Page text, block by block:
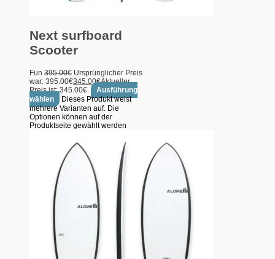
Next surfboard
Scooter
Fun 395.00€ Ursprünglicher Preis
war: 395.00€345.00€Aktueller
Preis ist: 345.00€.
Ausführung
wählen
Dieses Produkt weist
mehrere Varianten auf. Die
Optionen können auf der
Produktseite gewählt werden